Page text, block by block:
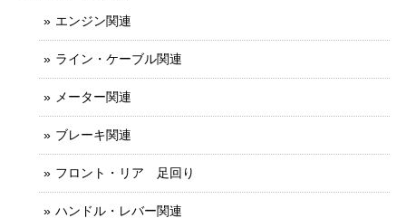
エンジン関連
ライン・ケーブル関連
メーター関連
ブレーキ関連
フロント・リア 足回り
ハンドル・レバー関連